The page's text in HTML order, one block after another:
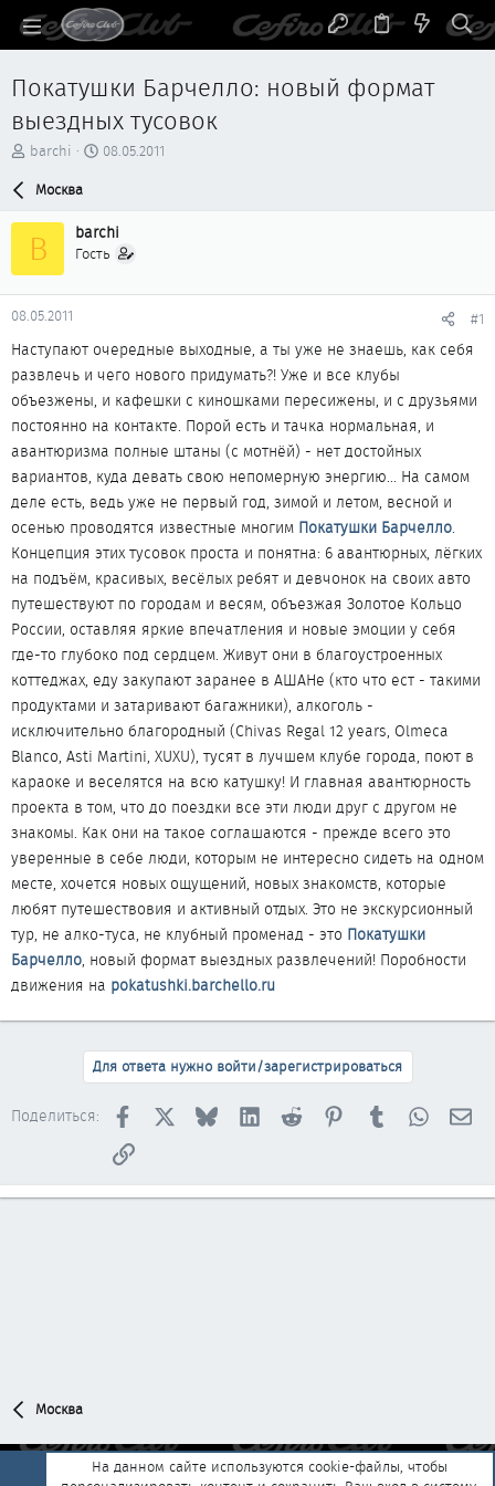
Покатушки Барчелло: новый формат
выездных тусовок
А
р
т
м
ы
barchi
Д
н
а
а
08.05.2011
Москва
B barchi
Гость
08.05.2011 #1
Наступают очередные выходные, а ты уже не знаешь, как себя
развлечь и чего нового придумать?! Уже и все клубы
объезжены, и кафешки с киношками пересижены, и с друзьями
постоянно на контакте. Порой есть и тачка нормальная, и
авантюризма полные штаны (с мотнёй) - нет достойных
вариантов, куда девать свою непомерную энергию... На самом
деле есть, ведь уже не первый год, зимой и летом, весной и
осенью проводятся известные многим Покатушки Барчелло.
Концепция этих тусовок проста и понятна: 6 авантюрных, лёгких
на подъём, красивых, весёлых ребят и девчонок на своих авто
путешествуют по городам и весям, объезжая Золотое Кольцо
России, оставляя яркие впечатления и новые эмоции у себя
где-то глубоко под сердцем. Живут они в благоустроенных
коттеджах, еду закупают заранее в АШАНе (кто что ест - такими
продуктами и затаривают багажники), алкоголь -
исключительно благородный (Chivas Regal 12 years, Olmeca
Blanco, Asti Martini, XUXU), тусят в лучшем клубе города, поют в
караоке и веселятся на всю катушку! И главная авантюрность
проекта в том, что до поездки все эти люди друг с другом не
знакомы. Как они на такое соглашаются - прежде всего это
уверенные в себе люди, которым не интересно сидеть на одном
месте, хочется новых ощущений, новых знакомств, которые
любят путешествовия и активный отдых. Это не экскурсионный
тур, не алко-туса, не клубный променад - это Покатушки
Барчелло, новый формат выездных развлечений! Поробности
движения на pokatushki.barchello.ru
Для ответа нужно войти/зарегистрироваться
Поделиться: Facebook BlueskyLinkedInReddit PinterestTumblr
Ссылка
Москва
На данном сайте используются cookie-файлы, чтобы